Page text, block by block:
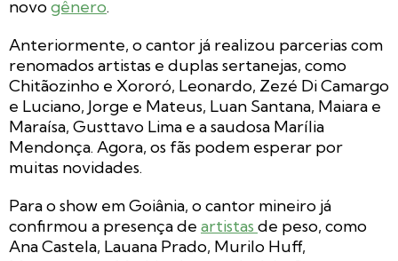
novogênero.
Anteriormente, o cantor já realizou parcerias com
renomados artistas e duplas sertanejas, como
Chitãozinho e Xororó, Leonardo, Zezé Di Camargo
e Luciano, Jorge e Mateus, Luan Santana, Maiara e
Maraísa, Gusttavo Lima e a saudosa Marília
Mendonça. Agora, os fãs podem esperar por
muitas novidades.
Para o show em Goiânia, o cantor mineiro já
confirmou a presença de artistas de peso, como
Ana Castela, Lauana Prado, Murilo Huff,